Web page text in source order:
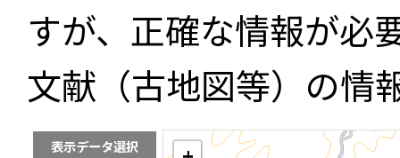
すが、正確な情報が必
文献（古地図等）の情
表示データ選択